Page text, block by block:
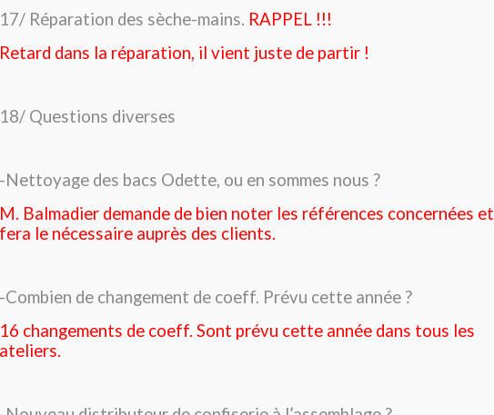
17/ Réparation des sèche-mains. RAPPEL !!!
Retard dans la réparation, il vient juste de partir !
18/ Questions diverses
-Nettoyage des bacs Odette, ou en sommes nous ?
M. Balmadier demande de bien noter les références concernées et
fera le nécessaire auprès des clients.
-Combien de changement de coeff. Prévu cette année ?
16 changements de coeff. Sont prévu cette année dans tous les
ateliers.